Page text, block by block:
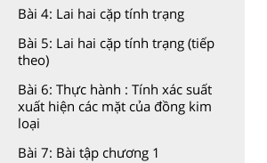
Bài 4: Lai hai cặp tính trạng
Bài 5: Lai hai cặp tính trạng (tiếp
theo)
Bài 6: Thực hành : Tính xác suất
xuất hiện các mặt của đồng kim
loại
Bài 7: Bài tập chương 1